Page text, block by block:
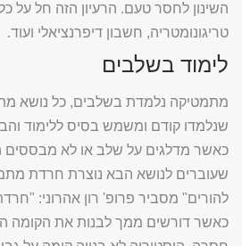
השינון לחסר טעם. הרעיון הזה חל על
טריגונומטריה, חשבון דיפרנציאלי ועוד.
לימוד בשלבים
מתמטיקה נלמדת בשלבים, כל נושא
שנלמדו קודם ומשמש בסיס ללימוד
כאשר מדלגים על שלב או לא מבססים
שעוברים לנושא הבא נוצרת חרדת
להורים" מסביר פרופ' רון אהרוני:
כאשר דורשים ממך לבנות את הקומה